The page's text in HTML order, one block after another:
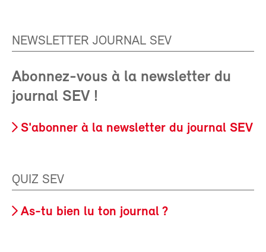
NEWSLETTER JOURNAL SEV
Abonnez-vous à la newsletter du
journal SEV !
S'abonner à la newsletter du journal SEV
QUIZ SEV
As-tu bien lu ton journal ?